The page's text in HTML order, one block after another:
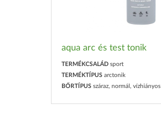
aqua arc és test tonik
TERMÉKCSALÁD sport
TERMÉKTÍPUS arctonik
BŐRTÍPUS száraz, normál, vízhiányos